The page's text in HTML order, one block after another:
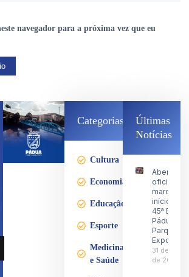
navegador para a próxima vez que eu
Categorias
Cultura
Economia
Educação
Esporte
Medicina
e Saúde
Últimas
Notícias
Abertura
oficial
marca o
início da
45ª Expo
Pádua no
Parque de
31 de julho
de 2026